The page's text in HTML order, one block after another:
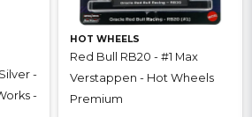
-
-
HOT WHEELS
Red Bull RB20 - #1 Max
Verstappen - Hot Wheels
Premium